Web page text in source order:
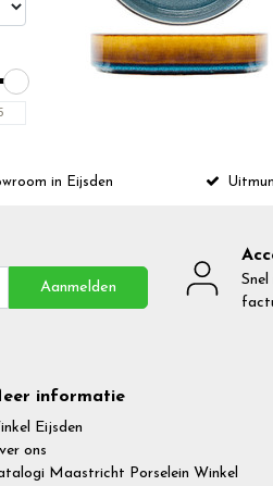
in Eijsden
Aanmelden
informatie
Eijsden
ons
Maastricht Porselein Winkel